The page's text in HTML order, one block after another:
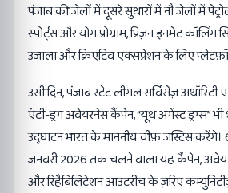
पंजाब की जेलों में दूसरे सुधारों में नौ जेलों में
स्पोर्ट्स और योग प्रोग्राम, प्रिज़न इनमेट कॉलिंग
उजाला और क्रिएटिव एक्सप्रेशन के लिए
उसी दिन, पंजाब स्टेट लीगल सर्विसेज़
एंटी-ड्रग अवेयरनेस कैंपेन, “यूथ अगेंस्ट ड्रग्स”
उद्घाटन भारत के माननीय चीफ़ जस्टिस
जनवरी 2026 तक चलने वाला यह कैंपेन,
और रिहैबिलिटेशन आउटरीच के ज़रिए